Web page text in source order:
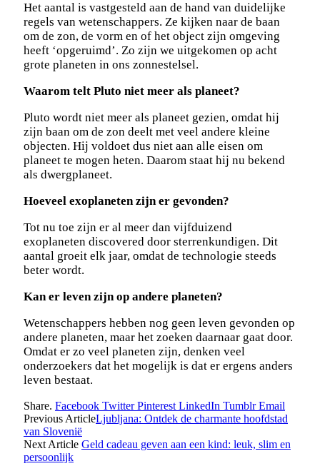
Het aantal is vastgesteld aan de hand van duidelijke
regels van wetenschappers. Ze kijken naar de baan
om de zon, de vorm en of het object zijn omgeving
heeft ‘opgeruimd’. Zo zijn we uitgekomen op acht
grote planeten in ons zonnestelsel.
Waarom telt Pluto niet meer als planeet?
Pluto wordt niet meer als planeet gezien, omdat hij
zijn baan om de zon deelt met veel andere kleine
objecten. Hij voldoet dus niet aan alle eisen om
planeet te mogen heten. Daarom staat hij nu bekend
als dwergplaneet.
Hoeveel exoplaneten zijn er gevonden?
Tot nu toe zijn er al meer dan vijfduizend
exoplaneten discovered door sterrenkundigen. Dit
aantal groeit elk jaar, omdat de technologie steeds
beter wordt.
Kan er leven zijn op andere planeten?
Wetenschappers hebben nog geen leven gevonden op
andere planeten, maar het zoeken daarnaar gaat door.
Omdat er zo veel planeten zijn, denken veel
onderzoekers dat het mogelijk is dat er ergens anders
leven bestaat.
Share. Facebook Twitter Pinterest LinkedIn Tumblr Email
Previous ArticleLjubljana: Ontdek de charmante hoofdstad
van Slovenië
Next Article Geld cadeau geven aan een kind: leuk, slim en
persoonlijk